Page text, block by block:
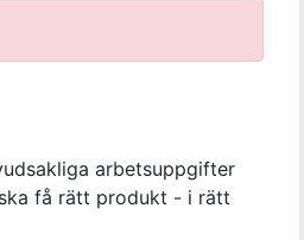
arbetsuppgifter
få rätt produkt - i rätt